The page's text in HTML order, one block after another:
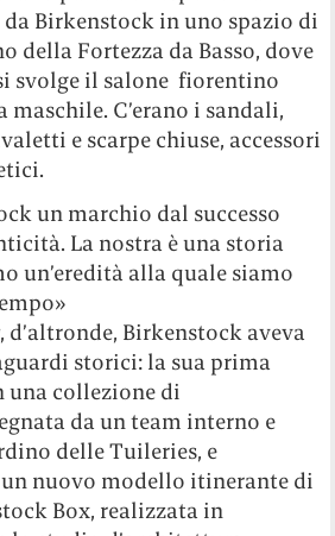
Birkenstock in uno spazio di
della Fortezza da Basso, dove
svolge il salone fiorentino
C’erano i sandali,
e scarpe chiuse, accessori
un marchio dal successo
La nostra è una storia
un’eredità alla quale siamo
d’altronde, Birkenstock aveva
storici: la sua prima
una collezione di
da un team interno e
delle Tuileries, e
nuovo modello itinerante di
Box, realizzata in